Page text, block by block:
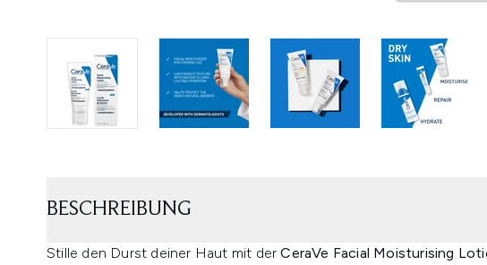
BESCHREIBUNG
Stille den Durst deiner Haut mit derCeraVe Facial Moisturising